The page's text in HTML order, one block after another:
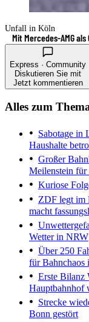
Unfall in Köln
Mit Mercedes-AMG
Express · Community
Diskutieren Sie mit
Jetzt kommentieren
Alles zum
Sabotage in
Haushalte
Großer
Meilenstein für
Kuriose
ZDF legt im
macht
Wetter in NRW
Über 250
für Bahnchaos
Erste Bilanz
Hauptbahnhof
Strecke
Bonn gestört